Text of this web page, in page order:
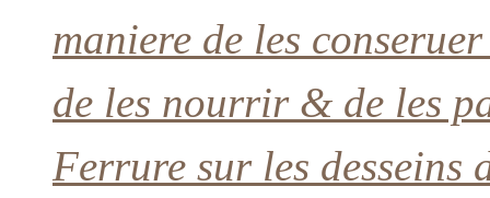
maniere de les
de les nourrir & de les
Ferrure sur les desseins